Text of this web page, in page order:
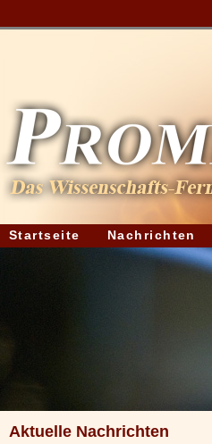
Startseite Nachrichten
Aktuelle Nachrichten